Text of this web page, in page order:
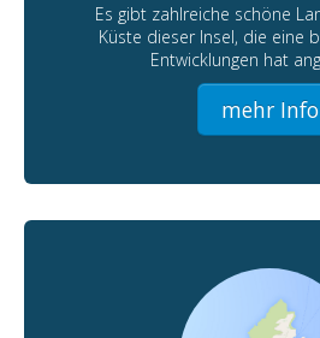
Es gibt zahlreiche schöne
Küste dieser Insel, die eine
Entwicklungen hat
mehr Info